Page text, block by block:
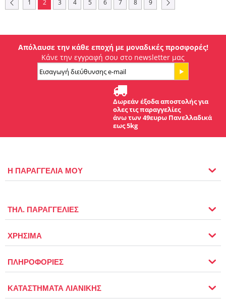
1 2 3 4 5 6 7 8 9
Απόλαυσε την κάθε εποχή με μοναδικές προσφορές!
Κάνε την εγγραφή σου στο newsletter μας
Δωρεάν έξοδα αποστολής για
ολες τις παραγγελίες
άνω των 49ευρω Πανελλαδικά
εως 5kg
Η ΠΑΡΑΓΓΕΛΙΑ ΜΟΥ
ΤΗΛ. ΠΑΡΑΓΓΕΛΙΕΣ
ΧΡΗΣΙΜΑ
ΠΛΗΡΟΦΟΡΙΕΣ
ΚΑΤΑΣΤΗΜΑΤΑ ΛΙΑΝΙΚΗΣ